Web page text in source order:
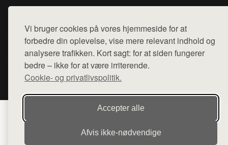
Vi bruger cookies på vores hjemmeside for at
forbedre din oplevelse, vise mere relevant indhold og
analysere trafikken. Kort sagt: for at siden fungerer
bedre – ikke for at være irriterende.
Cookie- og privatlivspolitik.
Accepter alle
Afvis ikke‑nødvendige
hjemmesider med præsentation af forskellige produkter fra
diverse webshops. Der sælges ikke varer fra denne side - vi
henviser til de shops, som sælger varen. Vi har heller ikke
varerne på lager.
© 2026 copenhagenartrun.dk. Alle rettigheder forbeholdes.